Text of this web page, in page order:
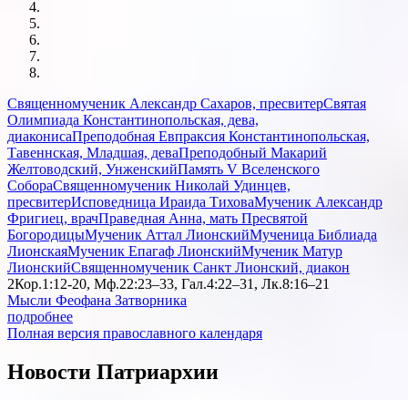
Священномученик Александр Сахаров, пресвитерСвятая
Олимпиада Константинопольская, дева,
диаконисаПреподобная Евпраксия Константинопольская,
Тавеннская, Младшая, деваПреподобный Макарий
Желтоводский, УнженскийПамять V Вселенского
СобораСвященномученик Николай Удинцев,
пресвитерИсповедница Ираида ТиховаМученик Александр
Фригиец, врачПраведная Анна, мать Пресвятой
БогородицыМученик Аттал ЛионскийМученица Библиада
ЛионскаяМученик Епагаф ЛионскийМученик Матур
ЛионскийСвященномученик Санкт Лионский, диакон
2Кор.1:12-20, Мф.22:23–33, Гал.4:22–31, Лк.8:16–21
Мысли Феофана Затворника
подробнее
Полная версия православного календаря
Новости Патриархии